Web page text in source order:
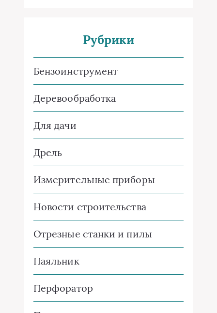
Рубрики
Бензоинструмент
Деревообработка
Для дачи
Дрель
Измерительные приборы
Новости строительства
Отрезные станки и пилы
Паяльник
Перфоратор